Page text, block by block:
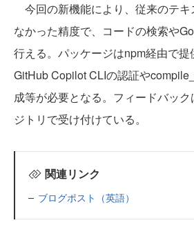
今回の新機能により、従来のテ
なかった精度で、コードの検索や
行える。パッケージはnpm経由で提
GitHub Copilot CLIの認証や
成等が必要となる。フィードバッ
ジトリで受け付けている。
関連リンク
ブログポスト（英語）